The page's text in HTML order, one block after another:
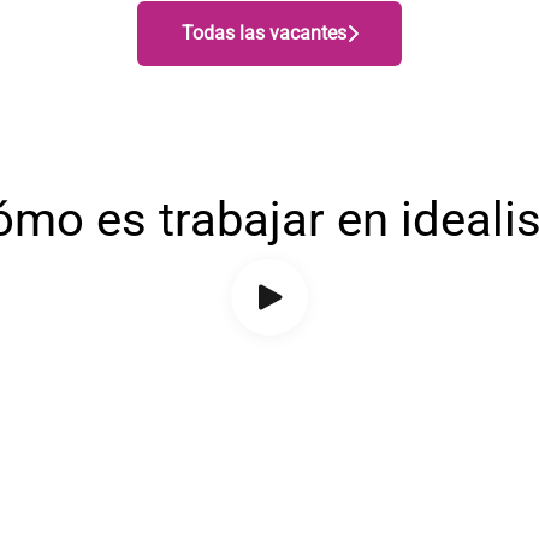
Todas las vacantes
es trabajar en